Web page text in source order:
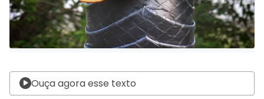
Ouça agora esse texto